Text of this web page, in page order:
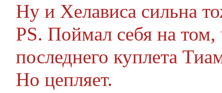
Ну и Хелависа сильна
PS. Поймал себя на
последнего куплета
Но цепляет.